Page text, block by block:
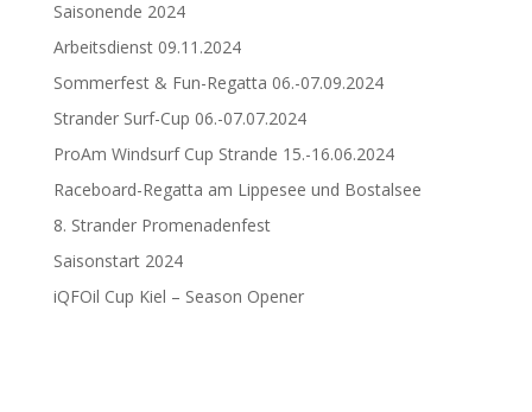
Saisonende 2024
Arbeitsdienst 09.11.2024
Sommerfest & Fun-Regatta 06.-07.09.2024
Strander Surf-Cup 06.-07.07.2024
ProAm Windsurf Cup Strande 15.-16.06.2024
Raceboard-Regatta am Lippesee und Bostalsee
8. Strander Promenadenfest
Saisonstart 2024
iQFOil Cup Kiel – Season Opener